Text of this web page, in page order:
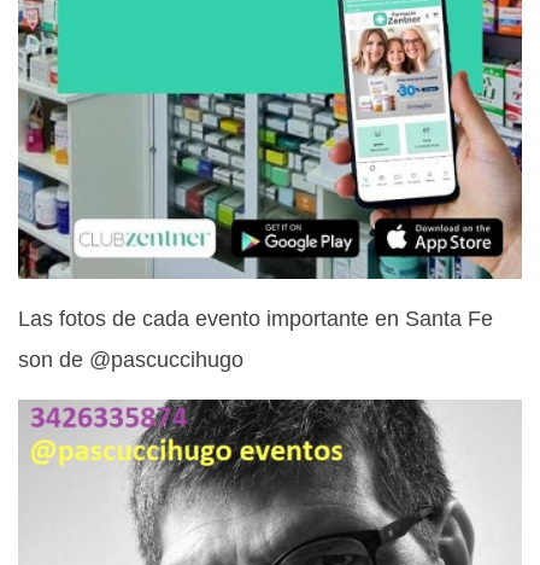
Las fotos de cada evento importante en Santa Fe
son de @pascuccihugo